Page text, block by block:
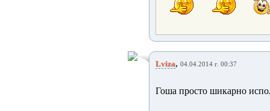
Lviza, 04.04.2014 г. 00:37
Гоша просто шикарно